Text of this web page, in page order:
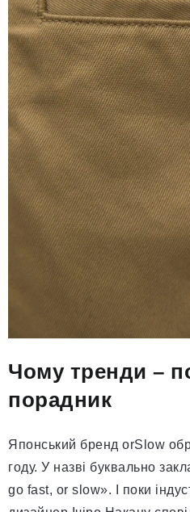
Чому тренди –
порадник
Японський бренд orSlow
году. У назві буквально
go fast, or slow». І поки